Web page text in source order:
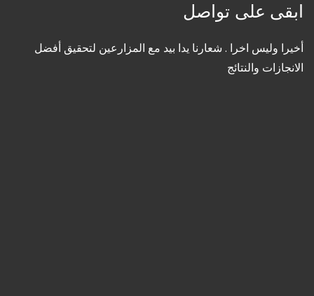
ابقى على تواصل
أخيرا وليس اخرا . شعارنا يدا بيد مع المزارعين لتحقيق أفضل
الانجازات والنتائج